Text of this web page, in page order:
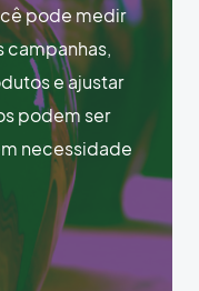
pode medir
campanhas,
e ajustar
podem ser
necessidade